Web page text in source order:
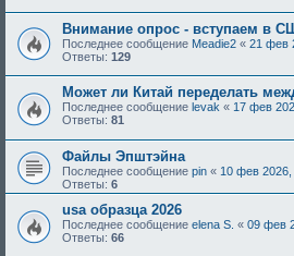
Внимание опрос - вступаем в
Последнее сообщение Meadie2 « 21 фев
Ответы: 129
Может ли Китай переделать
Последнее сообщение levak « 17 фев
Ответы: 81
Файлы Эпштэйна
Последнее сообщение pin « 10 фев 2026,
Ответы: 6
usa образца 2026
Последнее сообщение elena S. « 09 фев
Ответы: 66